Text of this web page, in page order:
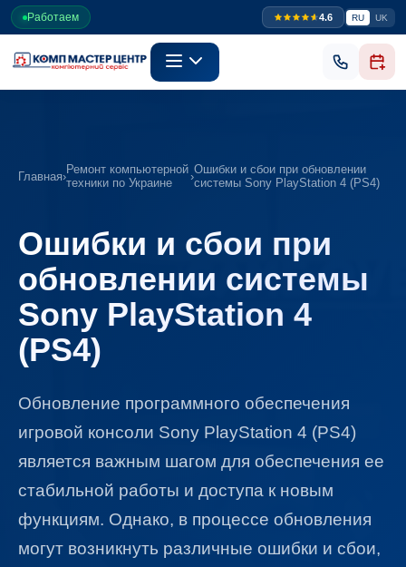
Работаем 4.6 RU UK
Главная›Ремонт компьютерной
техники по Украине
›Ошибки и сбои при обновлении
системы Sony PlayStation 4 (PS4)
Ошибки и сбои при
обновлении системы
Sony PlayStation 4
(PS4)
Обновление программного обеспечения
игровой консоли Sony PlayStation 4 (PS4)
является важным шагом для обеспечения ее
стабильной работы и доступа к новым
функциям. Однако, в процессе обновления
могут возникнуть различные ошибки и сбои,